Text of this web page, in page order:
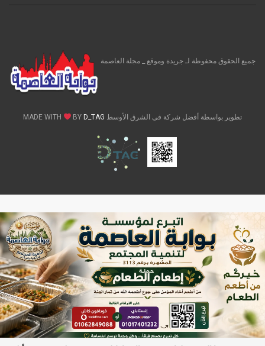
جميع الحقوق محفوظة لـ جريدة وموقع _ مجلة العاصمة
تطوير بواسطة أفضل شركة فى الشرق الأوسط MADE WITH BY D_TAG